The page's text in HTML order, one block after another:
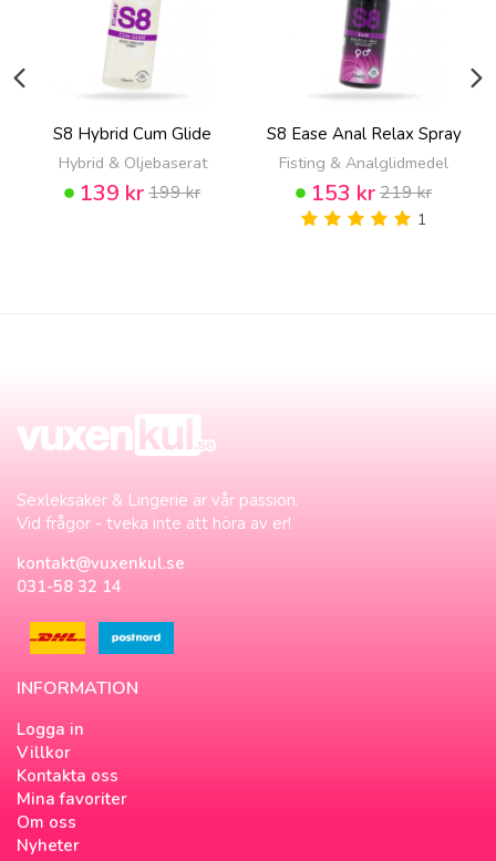
S8 Hybrid Cum Glide
Hybrid & Oljebaserat
139 kr199 kr
S8 Ease Anal Relax Spray
Fisting & Analglidmedel
153 kr219 kr
1
Sexleksaker & Lingerie är vår passion.
Vid frågor - tveka inte att höra av er!
kontakt@vuxenkul.se
031-58 32 14
INFORMATION
Logga in
Villkor
Kontakta oss
Mina favoriter
Om oss
Nyheter